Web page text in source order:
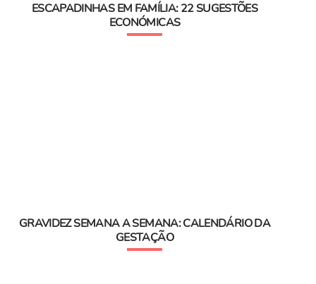
ESCAPADINHAS EM FAMÍLIA: 22 SUGESTÕES
ECONÓMICAS
GRAVIDEZ SEMANA A SEMANA: CALENDÁRIO DA
GESTAÇÃO